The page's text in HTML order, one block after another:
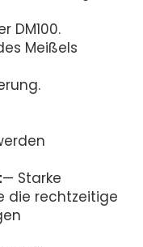
DM100.
Meißels
— Starke
die rechtzeitige